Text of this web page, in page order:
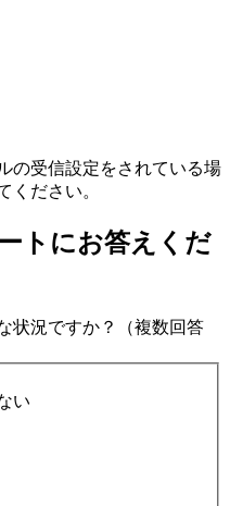
の受信設定をされている場
ください。
トにお答えくだ
状況ですか？（複数回答
い